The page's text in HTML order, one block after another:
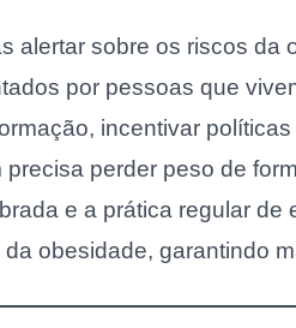
alertar sobre os riscos da
por pessoas que
incentivar
perder peso de
e a prática regular
obesidade, garantindo